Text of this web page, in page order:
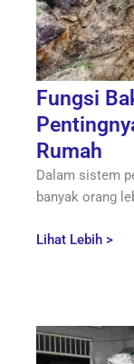
Fungsi
Rumah
Dalam sistem
banyak orang
Lihat Lebih >